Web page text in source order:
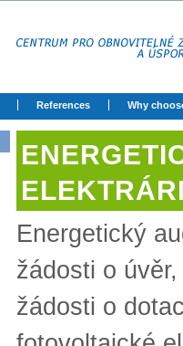
References Why
Energetický
žádosti o
žádosti o